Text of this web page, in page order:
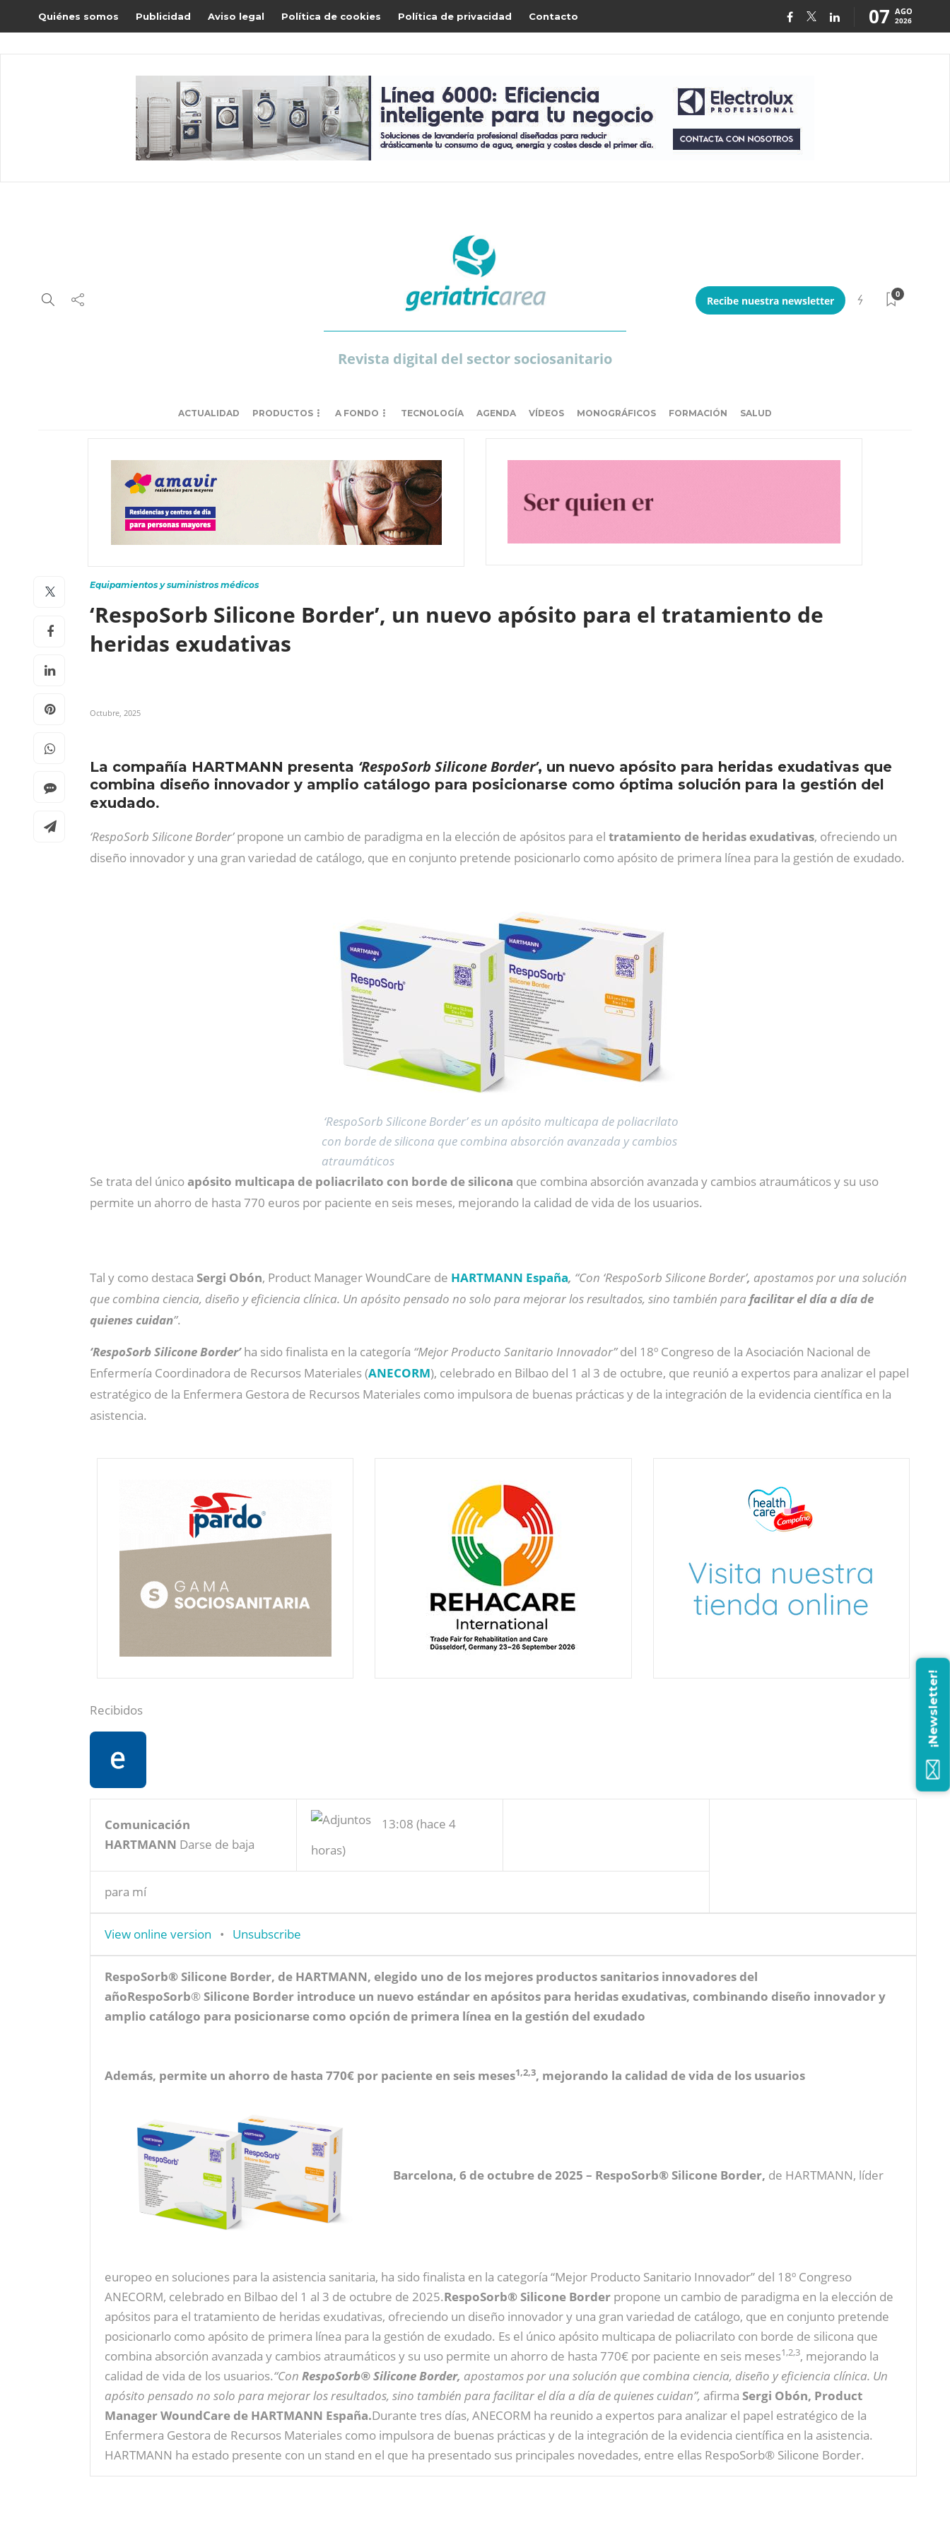
Quiénes somos Publicidad Aviso legal Política de cookies Política de privacidad Contacto 07 AGO
2026
Revista digital del sector sociosanitario
Recibe nuestra newsletter
0
ACTUALIDAD PRODUCTOS A FONDO TECNOLOGÍA AGENDA VÍDEOS MONOGRÁFICOS FORMACIÓN SALUD
Equipamientos y suministros médicos
‘RespoSorb Silicone Border’, un nuevo apósito para el tratamiento de
heridas exudativas
Octubre, 2025
La compañía HARTMANN presenta ‘RespoSorb Silicone Border’, un nuevo apósito para heridas exudativas que
combina diseño innovador y amplio catálogo para posicionarse como óptima solución para la gestión del
exudado.
‘RespoSorb Silicone Border’propone un cambio de paradigma en la elección de apósitos para el tratamiento de heridas exudativas, ofreciendo un
diseño innovador y una gran variedad de catálogo, que en conjunto pretende posicionarlo como apósito de primera línea para la gestión de exudado.
‘RespoSorb Silicone Border’ es un apósito multicapa de poliacrilato
con borde de silicona que combina absorción avanzada y cambios
atraumáticos
Se trata del únicoapósito multicapa de poliacrilato con borde de silicona que combina absorción avanzada y cambios atraumáticos y su uso
permite un ahorro de hasta 770 euros por paciente en seis meses, mejorando la calidad de vida de los usuarios.
Tal y como destaca Sergi Obón, Product Manager WoundCare de HARTMANN España, “Con ‘RespoSorb Silicone Border’, apostamos por una solución
que combina ciencia, diseño y eficiencia clínica. Un apósito pensado no solo para mejorar los resultados, sino también para facilitar el día a día de
quienes cuidan”.
‘RespoSorb Silicone Border’ha sido finalista en la categoría “Mejor Producto Sanitario Innovador”del 18º Congreso de la Asociación Nacional de
Enfermería Coordinadora de Recursos Materiales (ANECORM), celebrado en Bilbao del 1 al 3 de octubre, que reunió a expertos para analizar el papel
estratégico de la Enfermera Gestora de Recursos Materiales como impulsora de buenas prácticas y de la integración de la evidencia científica en la
asistencia.
Recibidos
Comunicación
HARTMANN Darse de baja
13:08 (hace 4
horas)
para mí
View online version • Unsubscribe
RespoSorb® Silicone Border, de HARTMANN, elegido uno de los mejores productos sanitarios innovadores del
añoRespoSorb®Silicone Border introduce un nuevo estándar en apósitos para heridas exudativas, combinando diseño innovador y
amplio catálogo para posicionarse como opción de primera línea en la gestión del exudado
Además, permite un ahorro de hasta 770€ por paciente en seis meses1,2,3, mejorando la calidad de vida de los usuarios
Barcelona, 6 de octubre de 2025 – RespoSorb® Silicone Border, de HARTMANN, líder
europeo en soluciones para la asistencia sanitaria, ha sido finalista en la categoría “Mejor Producto Sanitario Innovador” del 18º Congreso
ANECORM, celebrado en Bilbao del 1 al 3 de octubre de 2025.RespoSorb® Silicone Border propone un cambio de paradigma en la elección de
apósitos para el tratamiento de heridas exudativas, ofreciendo un diseño innovador y una gran variedad de catálogo, que en conjunto pretende
posicionarlo como apósito de primera línea para la gestión de exudado. Es el único apósito multicapa de poliacrilato con borde de silicona que
combina absorción avanzada y cambios atraumáticos y su uso permite un ahorro de hasta 770€ por paciente en seis meses1,2,3, mejorando la
calidad de vida de los usuarios.“Con RespoSorb® Silicone Border, apostamos por una solución que combina ciencia, diseño y eficiencia clínica. Un
apósito pensado no solo para mejorar los resultados, sino también para facilitar el día a día de quienes cuidan”, afirma Sergi Obón, Product
Manager WoundCare de HARTMANN España.Durante tres días, ANECORM ha reunido a expertos para analizar el papel estratégico de la
Enfermera Gestora de Recursos Materiales como impulsora de buenas prácticas y de la integración de la evidencia científica en la asistencia.
HARTMANN ha estado presente con un stand en el que ha presentado sus principales novedades, entre ellas RespoSorb® Silicone Border.
¡Newsletter!